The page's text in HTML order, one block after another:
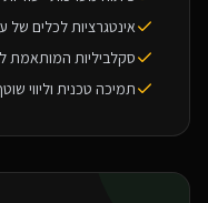
אינטגרציות לכלים של
סקלביליות המותאמת
תמיכה טכנית וליווי